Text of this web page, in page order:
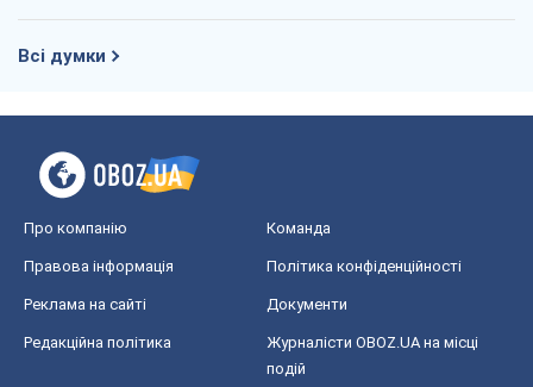
Всі думки
Про компанію Команда
Правова інформація Політика конфіденційності
Реклама на сайті Документи
Редакційна політика
Журналісти OBOZ.UA на місці
подій